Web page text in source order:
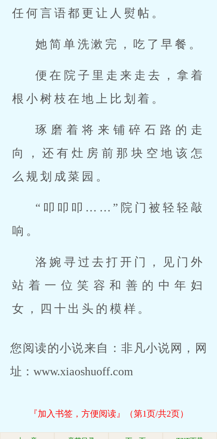
任何言语都更让人熨帖。
她简单洗漱完，吃了早餐。
便在院子里走来走去，拿着
根小树枝在地上比划着。
琢磨着将来铺碎石路的走
向，还有灶房前那块空地该怎
么规划成菜园。
“叩叩叩……”院门被轻轻敲
响。
洛婉寻过去打开门，见门外
站着一位笑容和善的中年妇
女，四十出头的模样。
您阅读的小说来自：非凡小说网，网
址：www.xiaoshuoff.com
『加入书签，方便阅读』（第1页/共2页）